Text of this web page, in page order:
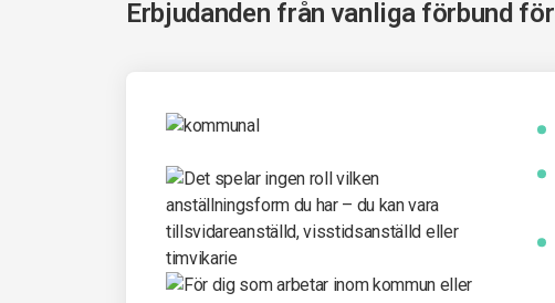
Erbjudanden från vanliga förbund för